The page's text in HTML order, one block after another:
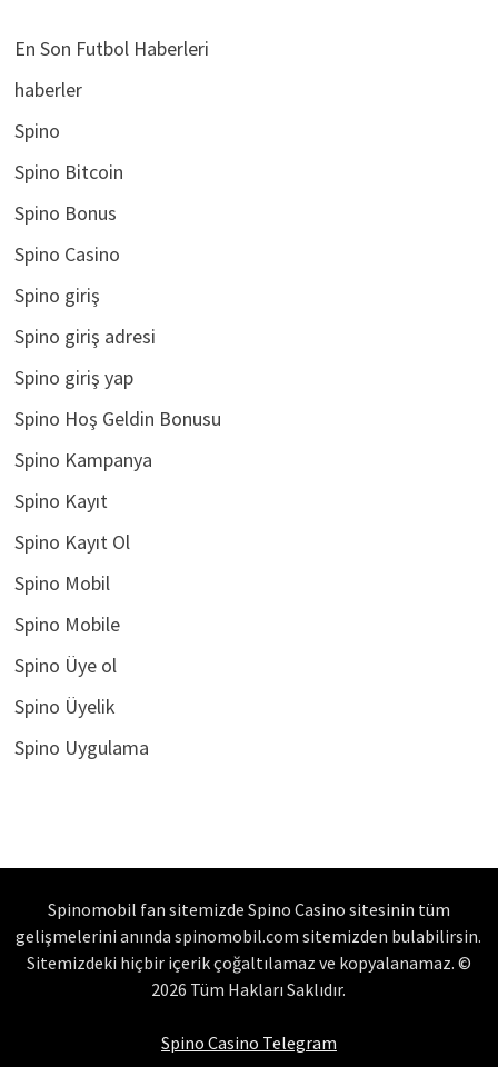
En Son Futbol Haberleri
haberler
Spino
Spino Bitcoin
Spino Bonus
Spino Casino
Spino giriş
Spino giriş adresi
Spino giriş yap
Spino Hoş Geldin Bonusu
Spino Kampanya
Spino Kayıt
Spino Kayıt Ol
Spino Mobil
Spino Mobile
Spino Üye ol
Spino Üyelik
Spino Uygulama
Spinomobil fan sitemizde Spino Casino sitesinin tüm
gelişmelerini anında spinomobil.com sitemizden bulabilirsin.
Sitemizdeki hiçbir içerik çoğaltılamaz ve kopyalanamaz. ©
2026 Tüm Hakları Saklıdır.
Spino Casino Telegram